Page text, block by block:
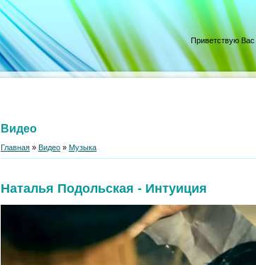
Приветствую Вас
Видео
Главная » Видео » Музыка
Наталья Подольская - Интуиция